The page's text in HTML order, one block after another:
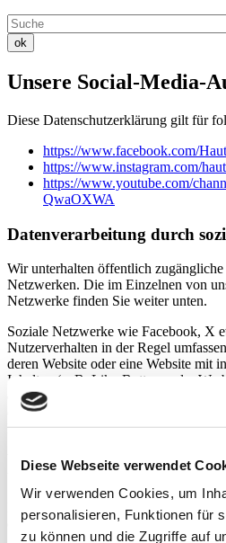
Diese Webseite verwendet
Wir verwenden Cookies, um
personalisieren, Funktionen für
zu können und die Zugriffe auf
ok
Unsere Social-Media-
Diese Datenschutzerklärung gilt für
https://www.facebook.com/
https://www.instagram.com/
https://www.youtube.com/
QwaOXWA
Datenverarbeitung durch
Wir unterhalten öffentlich
Netzwerken. Die im Einzelnen von
Netzwerke finden Sie weiter unten.
Soziale Netzwerke wie Facebook, X
Nutzerverhalten in der Regel
deren Website oder eine Website mit
Inhalten (z. B. Like-Buttons oder
den Besuch unserer Social-Media-
datenschutzrelevante
Einzelnen:
Wenn Sie in Ihrem Social-Media-
unsere Social-Media-Präsenz
Social-Media-Portals diesen Besuch
Ihre personenbezogenen Daten
dann erfasst werden, wenn Sie nicht